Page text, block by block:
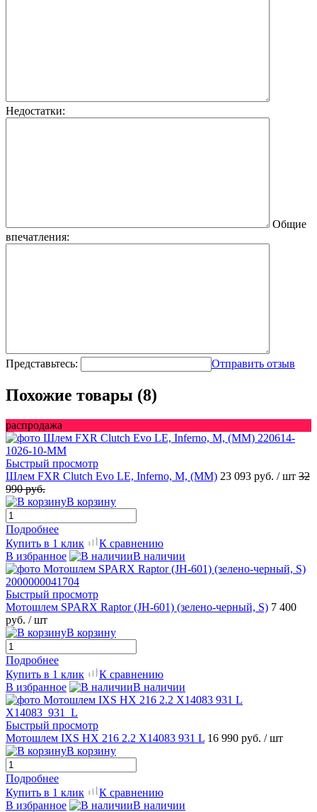
Недостатки:
Общие
впечатления:
Представьтесь: Отправить отзыв
Похожие товары (8)
распродажа
Быстрый просмотр
Шлем FXR Clutch Evo LE, Inferno, M, (MM) 23 093 руб. / шт 32
990 руб.
В корзину
Подробнее
Купить в 1 клик
К сравнению
В избранное
В наличии
Быстрый просмотр
Мотошлем SPARX Raptor (JH-601) (зелено-черный, S) 7 400
руб. / шт
В корзину
Подробнее
Купить в 1 клик
К сравнению
В избранное
В наличии
Быстрый просмотр
Мотошлем IXS HX 216 2.2 X14083 931 L 16 990 руб. / шт
В корзину
Подробнее
Купить в 1 клик
К сравнению
В избранное
В наличии